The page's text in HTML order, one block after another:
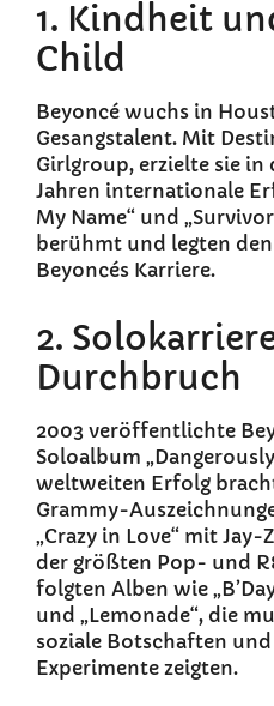
1. Kindheit
Child
Beyoncé wuchs in
Gesangstalent. Mit
Girlgroup, erzielte sie in
Jahren internationale
My Name“ und
berühmt und legten
Beyoncés Karriere.
2.
Durchbruch
2003 veröffentlichte
Soloalbum
weltweiten Erfolg
Grammy-
„Crazy in Love“ mit
der größten Pop- und
folgten Alben wie
und „Lemonade“, die
soziale Botschaften
Experimente zeigten.